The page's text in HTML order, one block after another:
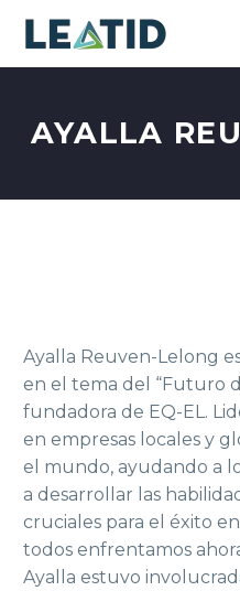
AYALLA
Ayalla Reuven-Lelong
en el tema del “Futuro
fundadora de EQ-EL.
en empresas locales y
el mundo, ayudando a
a desarrollar las
cruciales para el éxito
todos enfrentamos
Ayalla estuvo